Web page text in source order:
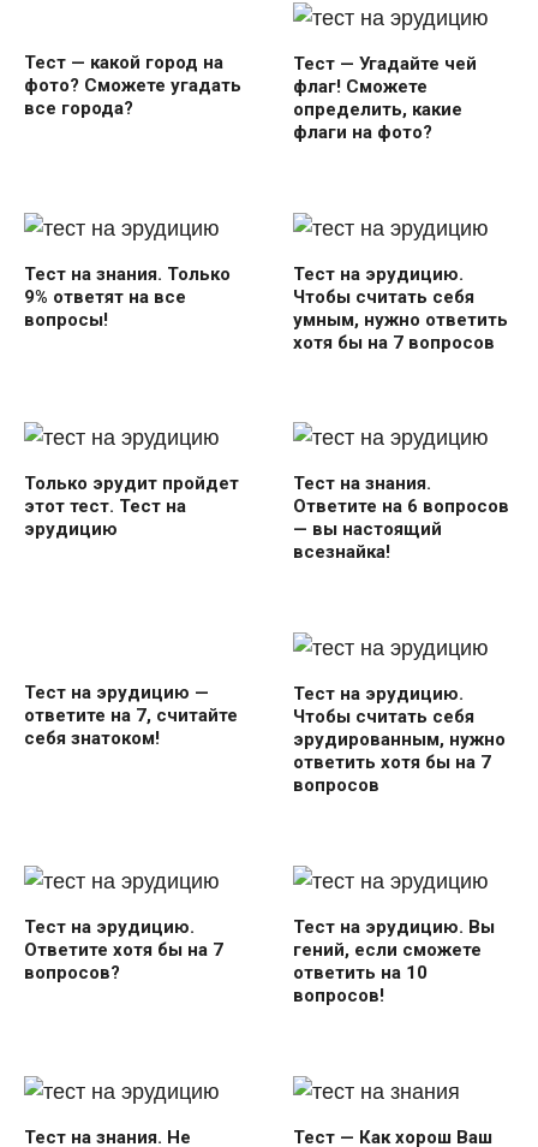
Тест — какой город на
фото? Сможете угадать
все города?
Тест — Угадайте чей
флаг! Сможете
определить, какие
флаги на фото?
Тест на знания. Только
9% ответят на все
вопросы!
Тест на эрудицию.
Чтобы считать себя
умным, нужно ответить
хотя бы на 7 вопросов
Только эрудит пройдет
этот тест. Тест на
эрудицию
Тест на знания.
Ответите на 6 вопросов
— вы настоящий
всезнайка!
Тест на эрудицию —
ответите на 7, считайте
себя знатоком!
Тест на эрудицию.
Чтобы считать себя
эрудированным, нужно
ответить хотя бы на 7
вопросов
Тест на эрудицию.
Ответите хотя бы на 7
вопросов?
Тест на эрудицию. Вы
гений, если сможете
ответить на 10
вопросов!
Тест на знания. Не Тест — Как хорош Ваш